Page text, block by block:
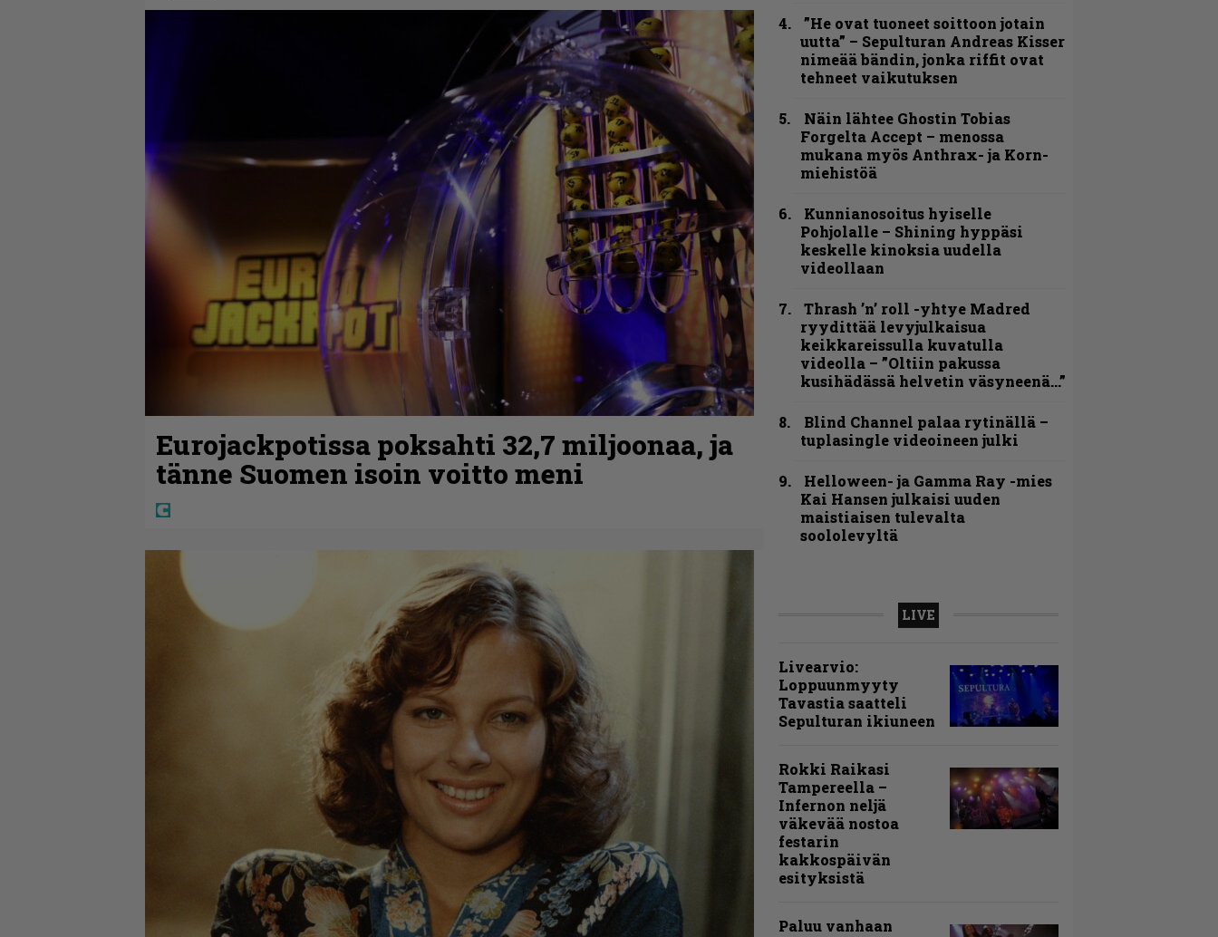
Eurojackpotissa poksahti 32,7 miljoonaa, ja
tänne Suomen isoin voitto meni
”He ovat tuoneet soittoon jotain
uutta” – Sepulturan Andreas Kisser
nimeää bändin, jonka riffit ovat
tehneet vaikutuksen
Näin lähtee Ghostin Tobias
Forgelta Accept – menossa
mukana myös Anthrax- ja Korn-
miehistöä
Kunnianosoitus hyiselle
Pohjolalle – Shining hyppäsi
keskelle kinoksia uudella
videollaan
Thrash ’n’ roll -yhtye Madred
ryydittää levyjulkaisua
keikkareissulla kuvatulla
videolla – ”Oltiin pakussa
kusihädässä helvetin väsyneenä…”
Blind Channel palaa rytinällä –
tuplasingle videoineen julki
Helloween- ja Gamma Ray -mies
Kai Hansen julkaisi uuden
maistiaisen tulevalta
soololevyltä
LIVE
Livearvio:
Loppuunmyyty
Tavastia saatteli
Sepulturan ikiuneen
Rokki Raikasi
Tampereella –
Infernon neljä
väkevää nostoa
festarin
kakkospäivän
esityksistä
Paluu vanhaan